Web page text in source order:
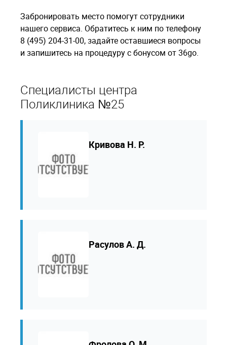
Забронировать место помогут сотрудники
нашего сервиса. Обратитесь к ним по телефону
8 (495) 204-31-00, задайте оставшиеся вопросы
и запишитесь на процедуру с бонусом от 36go.
Специалисты центра
Поликлиника №25
Кривова Н. Р.
Расулов А. Д.